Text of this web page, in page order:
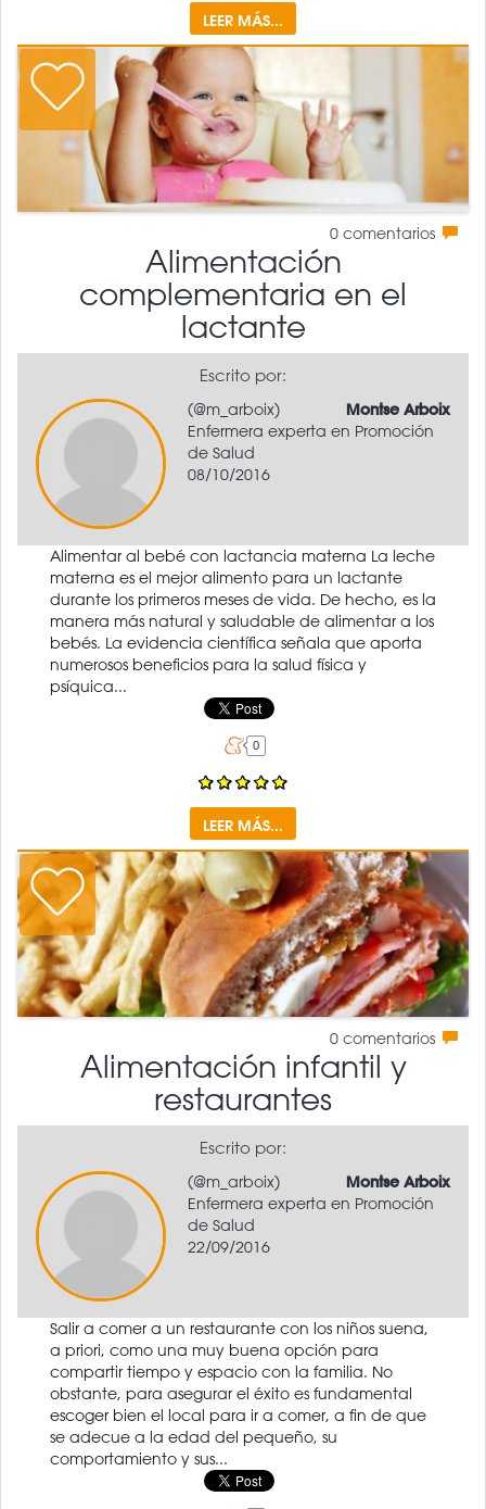
LEER MÁS...
0 comentarios
Alimentación
complementaria en el
lactante
Escrito por:
Montse Arboix
(@m_arboix)
Enfermera experta en Promoción
de Salud
08/10/2016
Alimentar al bebé con lactancia materna La leche
materna es el mejor alimento para un lactante
durante los primeros meses de vida. De hecho, es la
manera más natural y saludable de alimentar a los
bebés. La evidencia científica señala que aporta
numerosos beneficios para la salud física y
psíquica...
LEER MÁS...
0 comentarios
Alimentación infantil y
restaurantes
Escrito por:
Montse Arboix
(@m_arboix)
Enfermera experta en Promoción
de Salud
22/09/2016
Salir a comer a un restaurante con los niños suena,
a priori, como una muy buena opción para
compartir tiempo y espacio con la familia. No
obstante, para asegurar el éxito es fundamental
escoger bien el local para ir a comer, a fin de que
se adecue a la edad del pequeño, su
comportamiento y sus...